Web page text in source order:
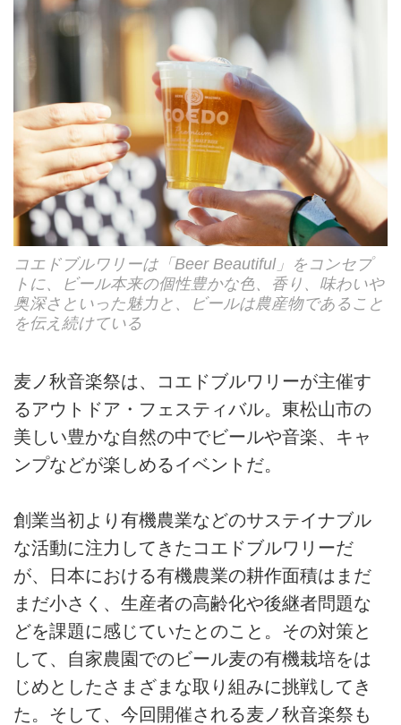
コエドブルワリーは「Beer Beautiful」をコンセプ
トに、ビール本来の個性豊かな色、香り、味わいや
奥深さといった魅力と、ビールは農産物であること
を伝え続けている
⻨ノ秋⾳楽祭は、コエドブルワリーが主催す
るアウトドア・フェスティバル。東松山市の
美しい豊かな自然の中でビールや音楽、キャ
ンプなどが楽しめるイベントだ。
創業当初より有機農業などのサステイナブル
な活動に注力してきたコエドブルワリーだ
が、日本における有機農業の耕作面積はまだ
まだ小さく、生産者の高齢化や後継者問題な
どを課題に感じていたとのこと。その対策と
して、自家農園でのビール麦の有機栽培をは
じめとしたさまざまな取り組みに挑戦してき
た。そして、今回開催される⻨ノ秋⾳楽祭も